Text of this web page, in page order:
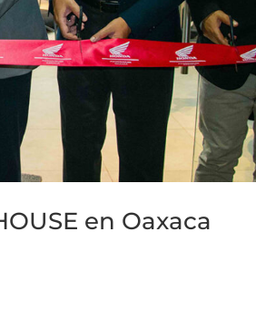
en Oaxaca